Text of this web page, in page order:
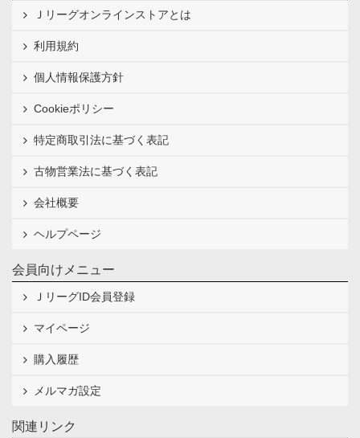
Ｊリーグオンラインストアとは
利用規約
個人情報保護方針
Cookieポリシー
特定商取引法に基づく表記
古物営業法に基づく表記
会社概要
ヘルプページ
会員向けメニュー
ＪリーグID会員登録
マイページ
購入履歴
メルマガ設定
関連リンク